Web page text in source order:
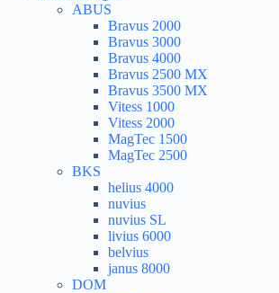
ABUS
Bravus 2000
Bravus 3000
Bravus 4000
Bravus 2500 MX
Bravus 3500 MX
Vitess 1000
Vitess 2000
MagTec 1500
MagTec 2500
BKS
helius 4000
nuvius
nuvius SL
livius 6000
belvius
janus 8000
DOM